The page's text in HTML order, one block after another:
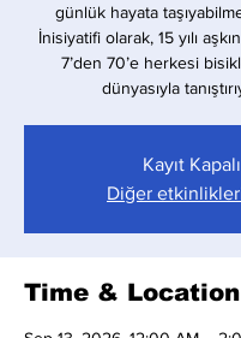
günlük hayata
İnisiyatifi olarak, 15 yılı
7’den 70’e herkesi
dünyasıyla
Kayıt Kapalı
Diğer
Time & Location